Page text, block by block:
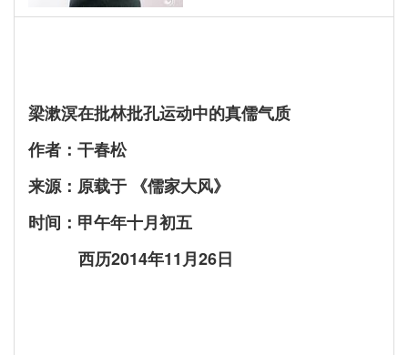
梁漱溟在批林批孔运动中的真儒气质
作者：干春松
来源：原载于 《儒家大风》
时间：甲午年十月初五
西历2014年11月26日